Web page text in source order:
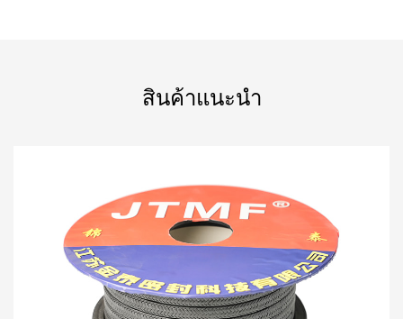
สินค้าแนะนำ